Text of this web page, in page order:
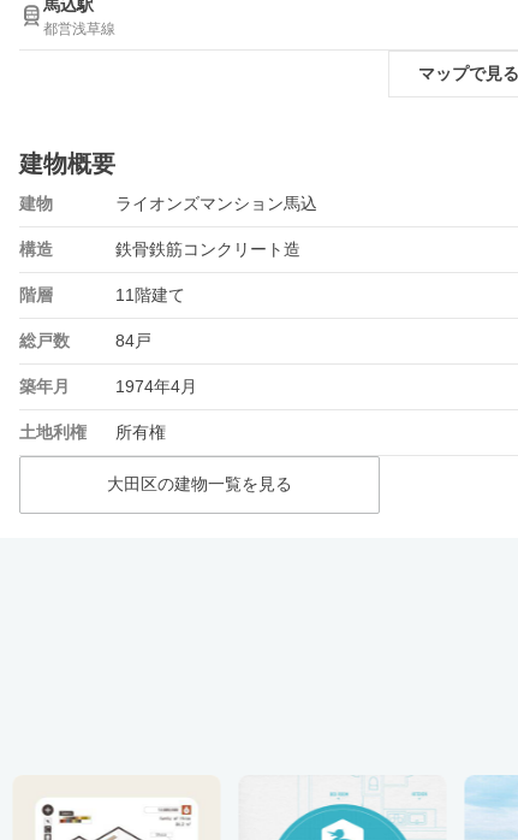
馬込駅
都営浅草線
マップで見る
建物概要
建物 ライオンズマンション馬込
構造 鉄骨鉄筋コンクリート造
階層 11階建て
総戸数 84戸
築年月 1974年4月
土地利権 所有権
大田区の建物一覧を見る